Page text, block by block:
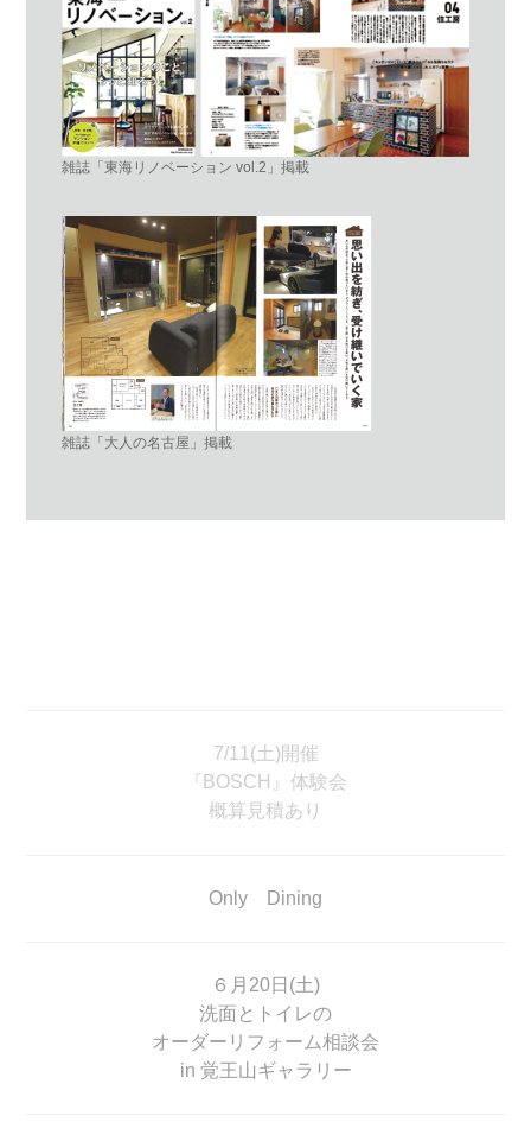
雑誌「東海リノベーション vol.2」掲載
雑誌「大人の名古屋」掲載
7/11(土)開催
『BOSCH』体験会
概算見積あり
Only Dining
６月20日(土)
洗面とトイレの
オーダーリフォーム相談会
in 覚王山ギャラリー